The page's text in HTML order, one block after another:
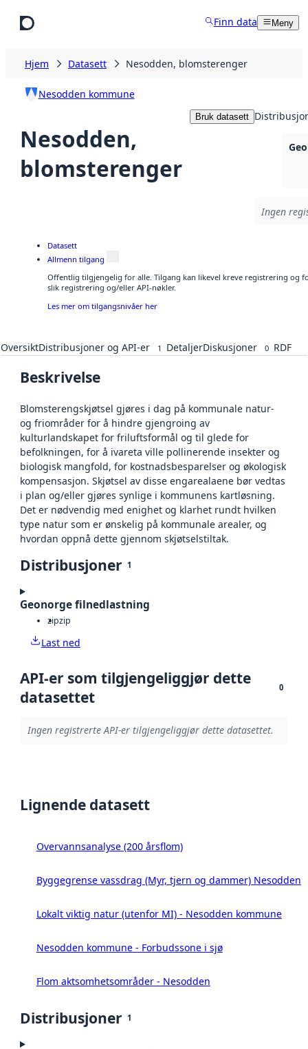
Finn data Meny
Hjem Datasett Nesodden, blomsterenger
Nesodden kommune
Nesodden,
blomsterenger
Bruk datasett
Ingen
Datasett
Allmenn tilgang
Offentlig tilgjengelig for alle. Tilgang kan likevel kreve registrering og
slik registrering og/eller API-nøkler.
Les mer om tilgangsnivåer her
OversiktDistribusjoner og API-er 1 DetaljerDiskusjoner 0 RDF
Beskrivelse
Blomsterengskjøtsel gjøres i dag på kommunale natur-
og friområder for å hindre gjengroing av
kulturlandskapet for friluftsformål og til glede for
befolkningen, for å ivareta ville pollinerende insekter og
biologisk mangfold, for kostnadsbesparelser og økologisk
kompensasjon. Skjøtsel av disse engarealaene bør vedtas
i plan og/eller gjøres synlige i kommunens kartløsning.
Det er nødvendig med enighet og klarhet rundt hvilken
type natur som er ønskelig på kommunale arealer, og
hvordan oppnå dette gjennom skjøtselstiltak.
Distribusjoner 1
Geonorge filnedlastning
zipzip
Last ned
API-er som tilgjengeliggjør dette
datasettet
0
Ingen registrerte API-er tilgjengeliggjør dette datasettet.
Lignende datasett
Overvannsanalyse (200 årsflom)
Byggegrense vassdrag (Myr, tjern og dammer) Nesodden
Lokalt viktig natur (utenfor MI) - Nesodden kommune
Nesodden kommune - Forbudssone i sjø
Flom aktsomhetsområder - Nesodden
Distribusjoner 1